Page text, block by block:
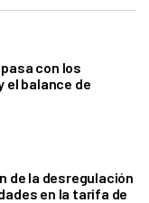
con los
balance de
de la desregulación
en la tarifa de